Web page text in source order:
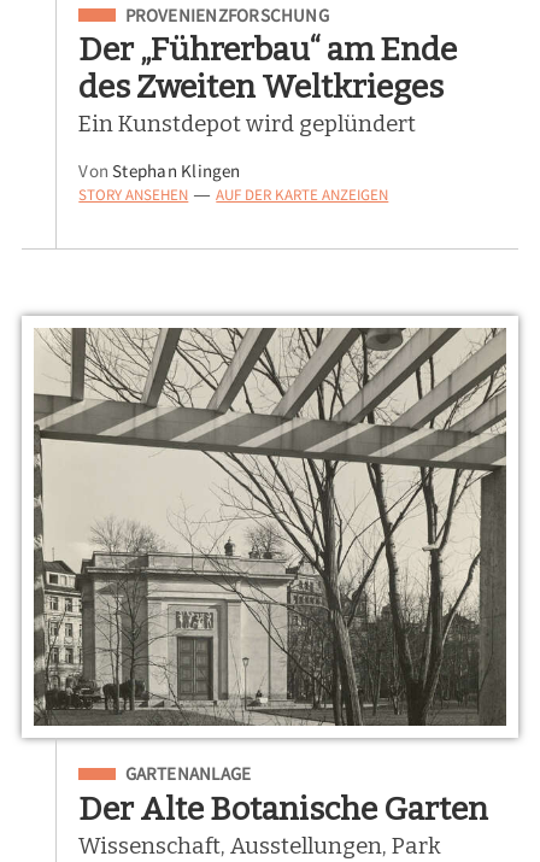
Eingeordnet unter
PROVENIENZFORSCHUNG
Der „Führerbau“ am Ende
des Zweiten Weltkrieges
Ein Kunstdepot wird geplündert
VonStephan Klingen
STORY ANSEHEN — AUF DER KARTE ANZEIGEN
Eingeordnet unter
GARTENANLAGE
Der Alte Botanische Garten
Wissenschaft, Ausstellungen, Park